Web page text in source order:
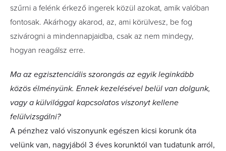
szűrni a felénk érkező ingerek közül azokat, amik valóban
fontosak. Akárhogy akarod, az, ami körülvesz, be fog
szivárogni a mindennapjaidba, csak az nem mindegy,
hogyan reagálsz erre.
Ma az egzisztenciális szorongás az egyik leginkább
közös élményünk. Ennek kezelésével belül van dolgunk,
vagy a külvilággal kapcsolatos viszonyt kellene
felülvizsgálni?
A pénzhez való viszonyunk egészen kicsi korunk óta
velünk van, nagyjából 3 éves korunktól van tudatunk arról,